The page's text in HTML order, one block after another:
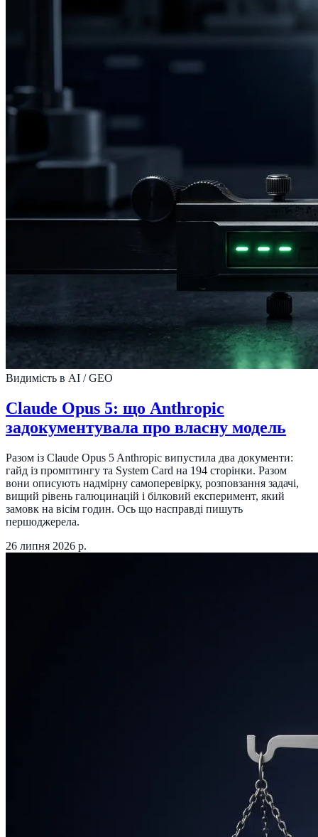
Видимість в AI / GEO
Claude Opus 5: що Anthropic
задокументувала про власну модель
Разом із Claude Opus 5 Anthropic випустила два документи:
гайд із промптингу та System Card на 194 сторінки. Разом
вони описують надмірну самоперевірку, розповзання задачі,
вищий рівень галюцинацій і білковий експеримент, який
замовк на вісім годин. Ось що насправді пишуть
першоджерела.
26 липня 2026 р.